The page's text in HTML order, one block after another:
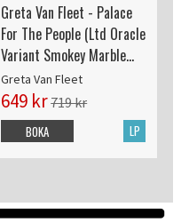
Greta Van Fleet - Palace
For The People (Ltd Oracle
Variant Smokey Marble
Colored Vinyl edition)
Greta Van Fleet
649 kr719 kr
LP
BOKA